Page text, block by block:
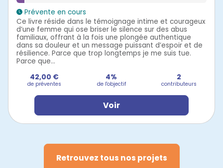
Prévente en cours
Ce livre réside dans le témoignage intime et courageux
d’une femme qui ose briser le silence sur des abus
familiaux, offrant à la fois une plongée authentique
dans sa douleur et un message puissant d’espoir et de
résilience. Parce que trop longtemps je me suis tue.
Parce que...
42,00 €
de préventes
4%
de l'objectif
2
contributeurs
Voir
Retrouvez tous nos projets